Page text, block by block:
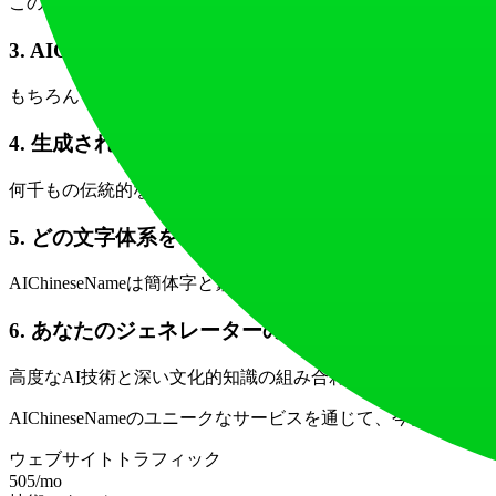
3. AIChineseNameをビジネス名に使用できますか？
もちろんです！このジェネレーターは、ブランディングや
4. 生成された名前の正確性はどの程度ですか？
何千もの伝統的な名前でトレーニングされた技術に裏打ち
5. どの文字体系をサポートしていますか？
AIChineseNameは簡体字と繁体字の両方をサポートしてい
6. あなたのジェネレーターの独自性は何ですか？
高度なAI技術と深い文化的知識の組み合わせが、このジェ
AIChineseNameのユニークなサービスを通じて、今日から
ウェブサイトトラフィック
505/mo